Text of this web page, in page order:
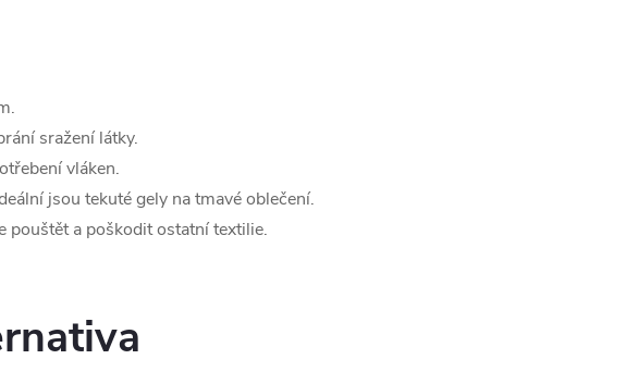
sražení látky.
vláken.
jsou tekuté gely na tmavé oblečení.
pouštět a poškodit ostatní textilie.